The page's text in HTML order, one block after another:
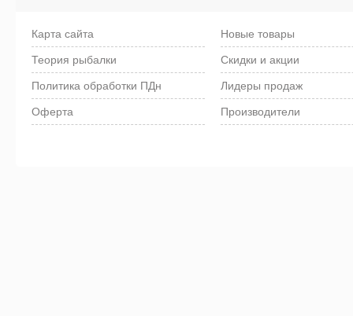
Карта сайта
Теория рыбалки
Политика обработки ПДн
Оферта
Новые товары
Скидки и акции
Лидеры продаж
Производители